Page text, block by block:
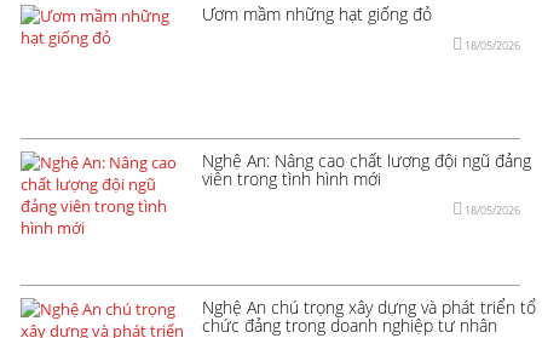
Ươm mầm những hạt giống đỏ
18/05/2026
Nghệ An: Nâng cao chất lượng đội ngũ đảng
viên trong tình hình mới
18/05/2026
Nghệ An chú trọng xây dựng và phát triển tổ
chức đảng trong doanh nghiệp tư nhân